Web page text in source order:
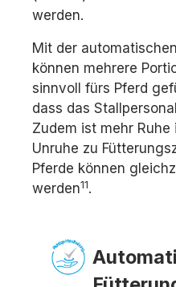
werden.
Mit der
können mehrere
sinnvoll fürs Pferd
dass das
Zudem ist mehr Ruhe
Unruhe zu
Pferde können
werden11.